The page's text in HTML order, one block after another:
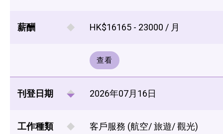
薪酬 HK$16165 - 23000 / 月
查看
刊登日期 2026年07月16日
工作種類 客戶服務 (航空/ 旅遊/ 觀光)